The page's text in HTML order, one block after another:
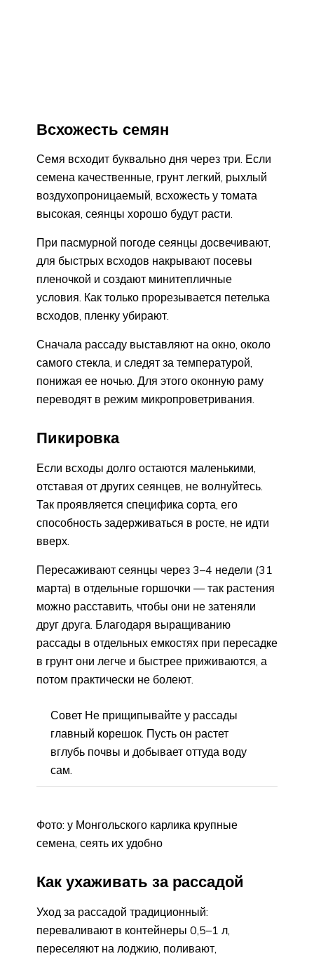
Всхожесть семян
Семя всходит буквально дня через три. Если
семена качественные, грунт легкий, рыхлый
воздухопроницаемый, всхожесть у томата
высокая, сеянцы хорошо будут расти.
При пасмурной погоде сеянцы досвечивают,
для быстрых всходов накрывают посевы
пленочкой и создают минитепличные
условия. Как только прорезывается петелька
всходов, пленку убирают.
Сначала рассаду выставляют на окно, около
самого стекла, и следят за температурой,
понижая ее ночью. Для этого оконную раму
переводят в режим микропроветривания.
Пикировка
Если всходы долго остаются маленькими,
отставая от других сеянцев, не волнуйтесь.
Так проявляется специфика сорта, его
способность задерживаться в росте, не идти
вверх.
Пересаживают сеянцы через 3–4 недели (31
марта) в отдельные горшочки — так растения
можно расставить, чтобы они не затеняли
друг друга. Благодаря выращиванию
рассады в отдельных емкостях при пересадке
в грунт они легче и быстрее приживаются, а
потом практически не болеют.
Совет Не прищипывайте у рассады
главный корешок. Пусть он растет
вглубь почвы и добывает оттуда воду
сам.
Фото: у Монгольского карлика крупные
семена, сеять их удобно
Как ухаживать за рассадой
Уход за рассадой традиционный:
переваливают в контейнеры 0,5–1 л,
переселяют на лоджию, поливают,